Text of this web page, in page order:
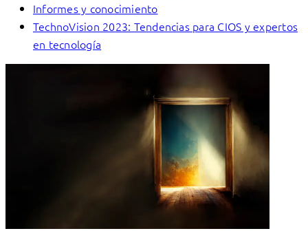
Informes y conocimiento
TechnoVision 2023: Tendencias para CIOS y expertos
en tecnología